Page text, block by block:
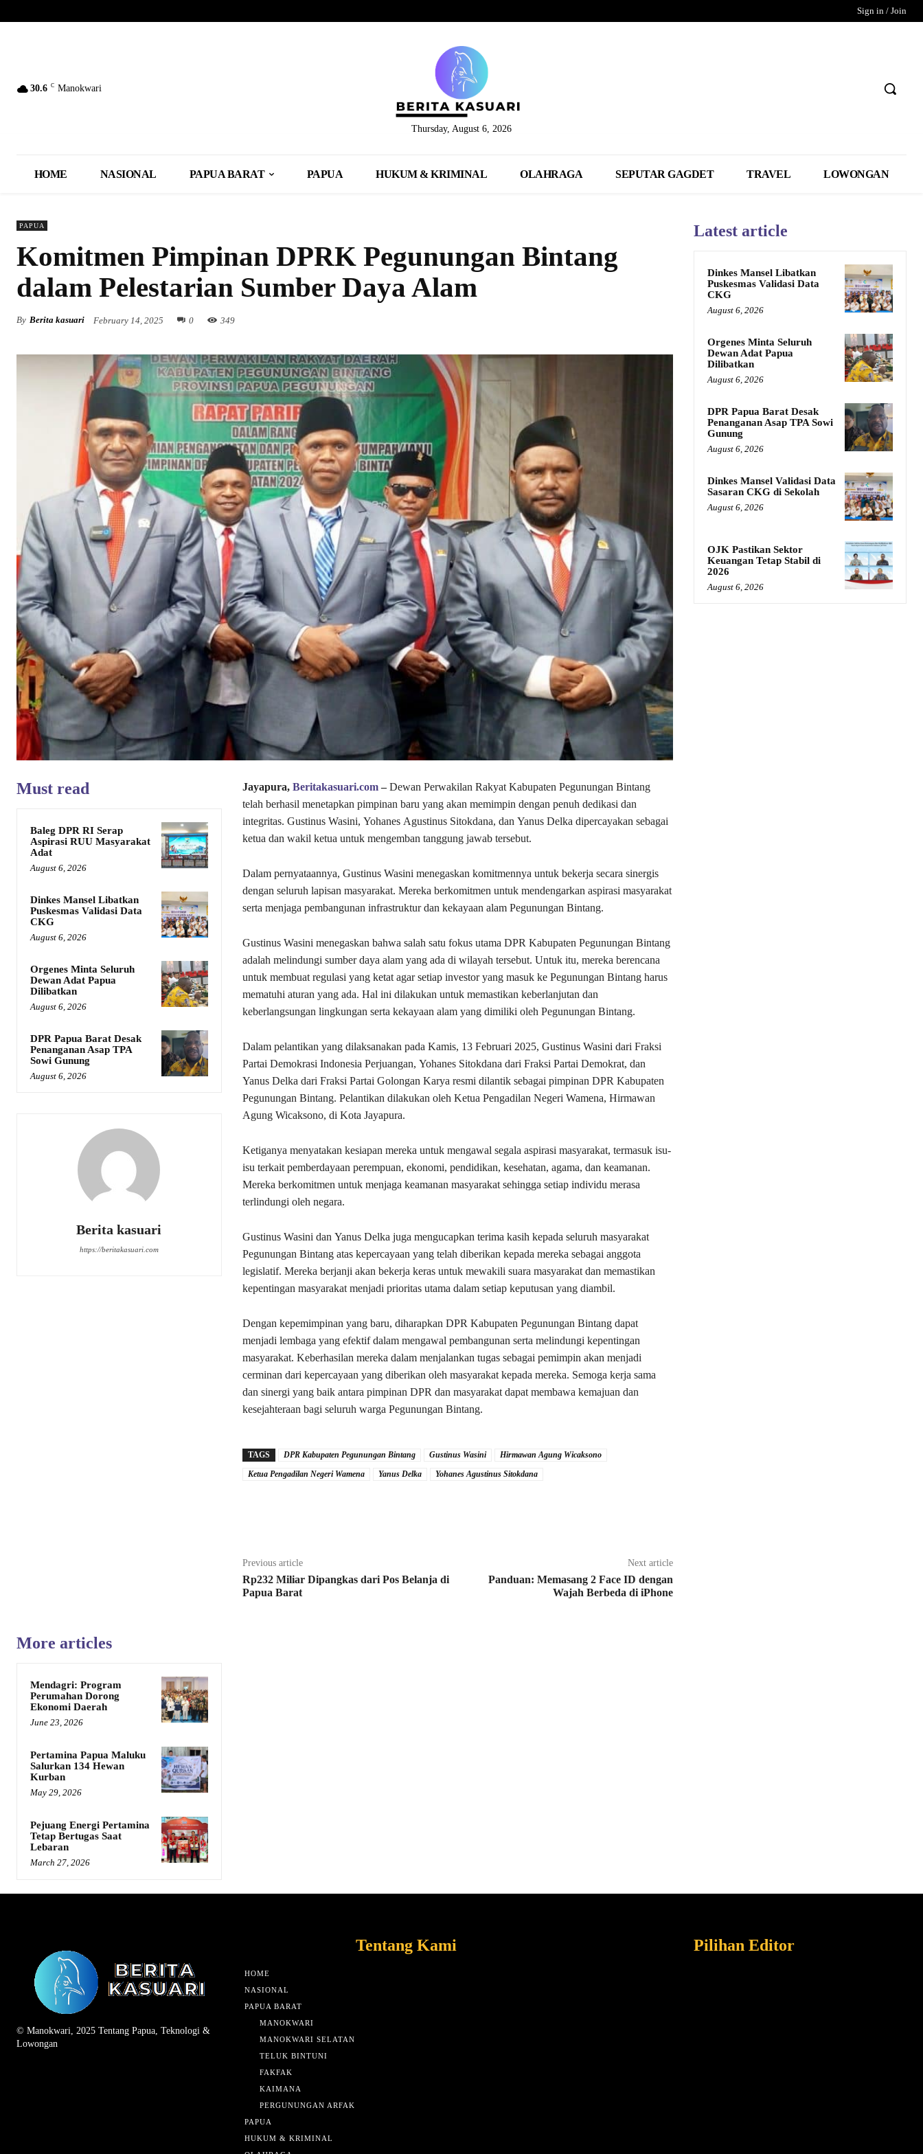
Sign in / Join
30.6 C Manokwari
Thursday, August 6, 2026
HOME NASIONAL PAPUA BARAT PAPUA HUKUM & KRIMINAL OLAHRAGA SEPUTAR GAGDET TRAVEL LOWONGAN
PAPUA
Komitmen Pimpinan DPRK Pegunungan Bintang
dalam Pelestarian Sumber Daya Alam
By Berita kasuari February 14, 2025 0 349
Must read
Baleg DPR RI Serap
Aspirasi RUU Masyarakat
Adat
August 6, 2026
Dinkes Mansel Libatkan
Puskesmas Validasi Data
CKG
August 6, 2026
Orgenes Minta Seluruh
Dewan Adat Papua
Dilibatkan
August 6, 2026
DPR Papua Barat Desak
Penanganan Asap TPA
Sowi Gunung
August 6, 2026
Berita kasuari
https://beritakasuari.com
Jayapura, Beritakasuari.com–Dewan Perwakilan Rakyat Kabupaten Pegunungan Bintang
telah berhasil menetapkan pimpinan baru yang akan memimpin dengan penuh dedikasi dan
integritas. Gustinus Wasini, Yohanes Agustinus Sitokdana, dan Yanus Delka dipercayakan sebagai
ketua dan wakil ketua untuk mengemban tanggung jawab tersebut.
Dalam pernyataannya, Gustinus Wasini menegaskan komitmennya untuk bekerja secara sinergis
dengan seluruh lapisan masyarakat. Mereka berkomitmen untuk mendengarkan aspirasi masyarakat
serta menjaga pembangunan infrastruktur dan kekayaan alam Pegunungan Bintang.
Gustinus Wasini menegaskan bahwa salah satu fokus utama DPR Kabupaten Pegunungan Bintang
adalah melindungi sumber daya alam yang ada di wilayah tersebut. Untuk itu, mereka berencana
untuk membuat regulasi yang ketat agar setiap investor yang masuk ke Pegunungan Bintang harus
mematuhi aturan yang ada. Hal ini dilakukan untuk memastikan keberlanjutan dan
keberlangsungan lingkungan serta kekayaan alam yang dimiliki oleh Pegunungan Bintang.
Dalam pelantikan yang dilaksanakan pada Kamis, 13 Februari 2025, Gustinus Wasini dari Fraksi
Partai Demokrasi Indonesia Perjuangan, Yohanes Sitokdana dari Fraksi Partai Demokrat, dan
Yanus Delka dari Fraksi Partai Golongan Karya resmi dilantik sebagai pimpinan DPR Kabupaten
Pegunungan Bintang. Pelantikan dilakukan oleh Ketua Pengadilan Negeri Wamena, Hirmawan
Agung Wicaksono, di Kota Jayapura.
Ketiganya menyatakan kesiapan mereka untuk mengawal segala aspirasi masyarakat, termasuk isu-
isu terkait pemberdayaan perempuan, ekonomi, pendidikan, kesehatan, agama, dan keamanan.
Mereka berkomitmen untuk menjaga keamanan masyarakat sehingga setiap individu merasa
terlindungi oleh negara.
Gustinus Wasini dan Yanus Delka juga mengucapkan terima kasih kepada seluruh masyarakat
Pegunungan Bintang atas kepercayaan yang telah diberikan kepada mereka sebagai anggota
legislatif. Mereka berjanji akan bekerja keras untuk mewakili suara masyarakat dan memastikan
kepentingan masyarakat menjadi prioritas utama dalam setiap keputusan yang diambil.
Dengan kepemimpinan yang baru, diharapkan DPR Kabupaten Pegunungan Bintang dapat
menjadi lembaga yang efektif dalam mengawal pembangunan serta melindungi kepentingan
masyarakat. Keberhasilan mereka dalam menjalankan tugas sebagai pemimpin akan menjadi
cerminan dari kepercayaan yang diberikan oleh masyarakat kepada mereka. Semoga kerja sama
dan sinergi yang baik antara pimpinan DPR dan masyarakat dapat membawa kemajuan dan
kesejahteraan bagi seluruh warga Pegunungan Bintang.
TAGS DPR Kabupaten Pegunungan Bintang Gustinus Wasini
Hirmawan Agung Wicaksono
Ketua Pengadilan Negeri Wamena
Yanus Delka Yohanes Agustinus Sitokdana
Previous article
Rp232 Miliar Dipangkas dari Pos Belanja di
Papua Barat
Next article
Panduan: Memasang 2 Face ID dengan
Wajah Berbeda di iPhone
More articles
Mendagri: Program
Perumahan Dorong
Ekonomi Daerah
June 23, 2026
Pertamina Papua Maluku
Salurkan 134 Hewan
Kurban
May 29, 2026
Pejuang Energi Pertamina
Tetap Bertugas Saat
Lebaran
March 27, 2026
Latest article
Dinkes Mansel Libatkan
Puskesmas Validasi Data
CKG
August 6, 2026
Orgenes Minta Seluruh
Dewan Adat Papua
Dilibatkan
August 6, 2026
DPR Papua Barat Desak
Penanganan Asap TPA Sowi
Gunung
August 6, 2026
Dinkes Mansel Validasi Data
Sasaran CKG di Sekolah
August 6, 2026
OJK Pastikan Sektor
Keuangan Tetap Stabil di
2026
August 6, 2026
© Manokwari, 2025 Tentang Papua, Teknologi &
Lowongan
Tentang Kami
HOME
NASIONAL
PAPUA BARAT
MANOKWARI
MANOKWARI SELATAN
TELUK BINTUNI
FAKFAK
KAIMANA
PERGUNUNGAN ARFAK
PAPUA
HUKUM & KRIMINAL
Pilihan Editor